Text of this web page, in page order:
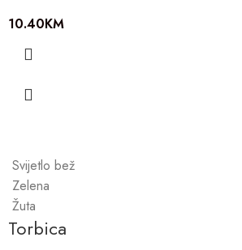
10.40KM
Svijetlo bež
Zelena
Žuta
Torbica